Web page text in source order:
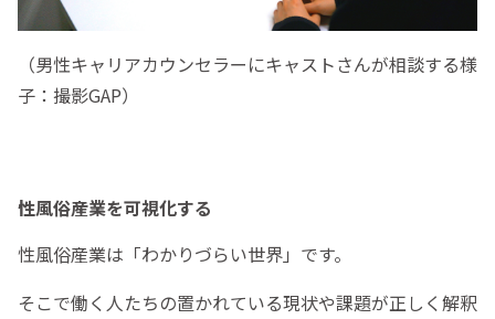
（男性キャリアカウンセラーにキャストさんが相談する様
子：撮影GAP）
性風俗産業を可視化する
性風俗産業は「わかりづらい世界」です。
そこで働く人たちの置かれている現状や課題が正しく解釈